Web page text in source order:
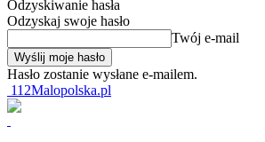
Odzyskiwanie hasła
Odzyskaj swoje hasło
Twój e-mail
Hasło zostanie wysłane e-mailem.
112Malopolska.pl